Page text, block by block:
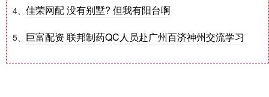
4、 佳荣网配 没有别墅? 但我有阳台啊
5、 巨富配资 联邦制药QC人员赴广州百济神州交流学习